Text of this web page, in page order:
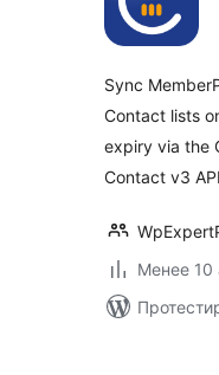
Sync
Contact lists
expiry via the
Contact v3
Менее 10